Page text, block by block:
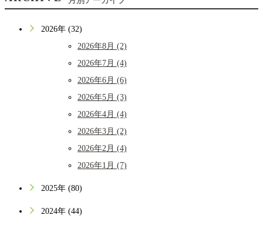
2026年 (32)
2026年8月 (2)
2026年7月 (4)
2026年6月 (6)
2026年5月 (3)
2026年4月 (4)
2026年3月 (2)
2026年2月 (4)
2026年1月 (7)
2025年 (80)
2024年 (44)